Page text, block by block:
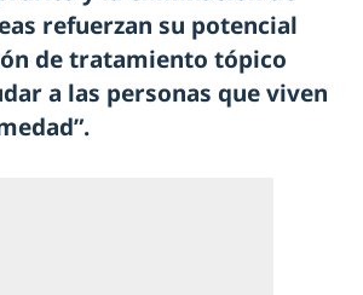
refuerzan su potencial
de tratamiento tópico
a las personas que viven